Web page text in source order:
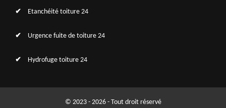
Etanchéité toiture 24
Urgence fuite de toiture 24
Hydrofuge toiture 24
© 2023 - 2026 - Tout droit réservé